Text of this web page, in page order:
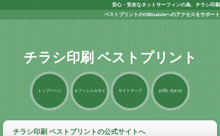
安心・安全なネットサーフィンの為、チラシ印刷
ベストプリントのOfficialsiteへのアクセスをサポート
チラシ印刷 ベストプリント
トップページ オフィシャルサイ サイトマップ お問い合わせ
チラシ印刷 ベストプリントの公式サイトへ